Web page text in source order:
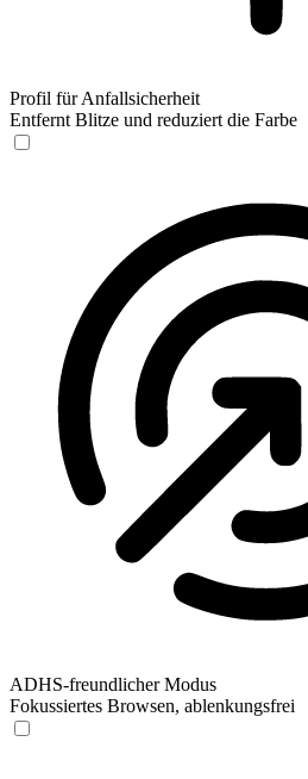
Profil für Anfallsicherheit
Entfernt Blitze und reduziert die Farbe
ADHS-freundlicher Modus
Fokussiertes Browsen, ablenkungsfrei